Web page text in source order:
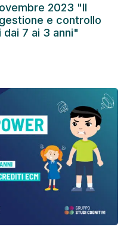
2023 "Il
e controllo
7 ai 3 anni"